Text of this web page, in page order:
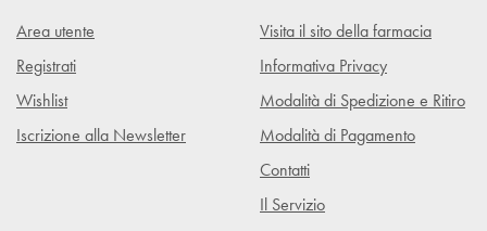
Area utente
Registrati
Wishlist
Iscrizione alla Newsletter
Visita il sito della farmacia
Informativa Privacy
Modalità di Spedizione e Ritiro
Modalità di Pagamento
Contatti
Il Servizio